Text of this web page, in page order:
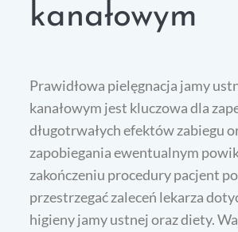
kanałowym
Prawidłowa pielęgnacja jamy
kanałowym jest kluczowa dla
długotrwałych efektów zabiegu
zapobiegania ewentualnym
zakończeniu procedury pacjent
przestrzegać zaleceń lekarza
higieny jamy ustnej oraz diety.